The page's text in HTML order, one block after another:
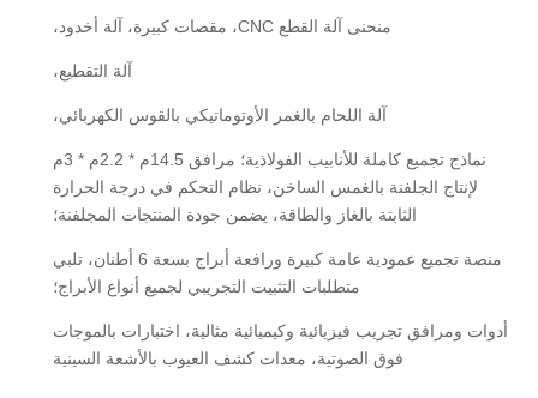
منحنى آلة القطع CNC، مقصات كبيرة، آلة أخدود،
آلة التقطيع،
آلة اللحام بالغمر الأوتوماتيكي بالقوس الكهربائي،
نماذج تجميع كاملة للأنابيب الفولاذية؛ مرافق 14.5م * 2.2م * 3م
لإنتاج الجلفنة بالغمس الساخن، نظام التحكم في درجة الحرارة
الثابتة بالغاز والطاقة، يضمن جودة المنتجات المجلفنة؛
منصة تجميع عمودية عامة كبيرة ورافعة أبراج بسعة 6 أطنان، تلبي
متطلبات التثبيت التجريبي لجميع أنواع الأبراج؛
أدوات ومرافق تجريب فيزيائية وكيميائية مثالية، اختبارات بالموجات
فوق الصوتية، معدات كشف العيوب بالأشعة السينية